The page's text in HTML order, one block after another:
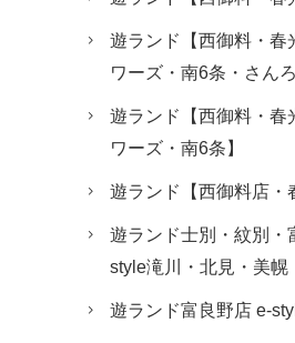
遊ランド【西御料・春
ワーズ・南6条・さんろ
遊ランド【西御料・春
ワーズ・南6条】
遊ランド【西御料店・
遊ランド士別・紋別・
style滝川・北見・美幌
遊ランド富良野店 e-